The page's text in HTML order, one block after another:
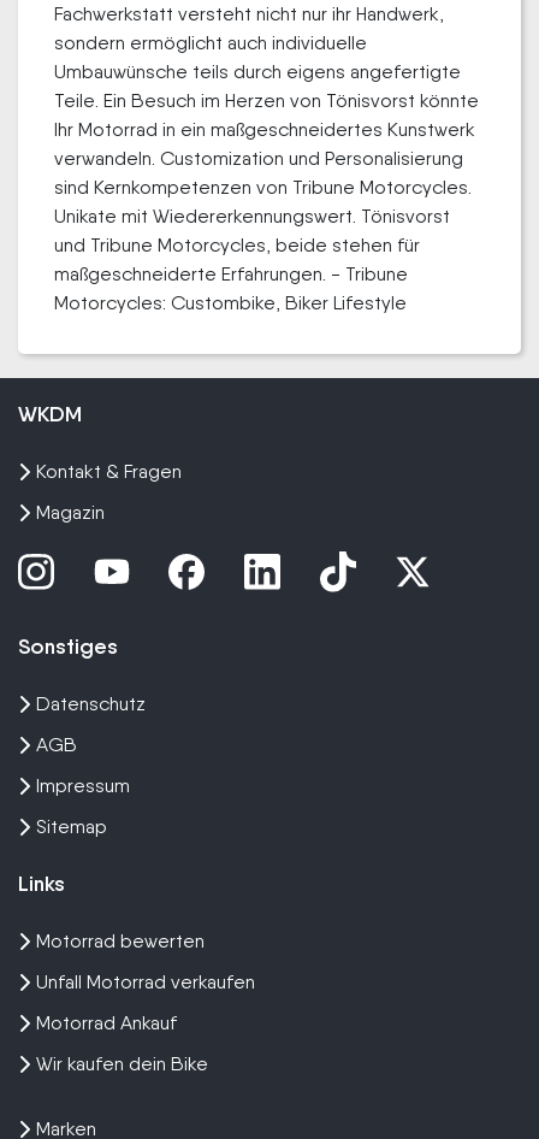
Fachwerkstatt versteht nicht nur ihr Handwerk,
sondern ermöglicht auch individuelle
Umbauwünsche teils durch eigens angefertigte
Teile. Ein Besuch im Herzen von Tönisvorst könnte
Ihr Motorrad in ein maßgeschneidertes Kunstwerk
verwandeln. Customization und Personalisierung
sind Kernkompetenzen von Tribune Motorcycles.
Unikate mit Wiedererkennungswert. Tönisvorst
und Tribune Motorcycles, beide stehen für
maßgeschneiderte Erfahrungen. - Tribune
Motorcycles: Custombike, Biker Lifestyle
WKDM
Kontakt & Fragen
Magazin
Sonstiges
Datenschutz
AGB
Impressum
Sitemap
Links
Motorrad bewerten
Unfall Motorrad verkaufen
Motorrad Ankauf
Wir kaufen dein Bike
Marken